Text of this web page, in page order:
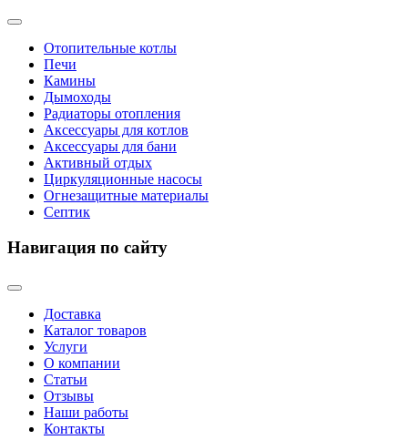
Отопительные котлы
Печи
Камины
Дымоходы
Радиаторы отопления
Аксессуары для котлов
Аксессуары для бани
Активный отдых
Циркуляционные насосы
Огнезащитные материалы
Септик
Навигация по сайту
Доставка
Каталог товаров
Услуги
О компании
Статьи
Отзывы
Наши работы
Контакты